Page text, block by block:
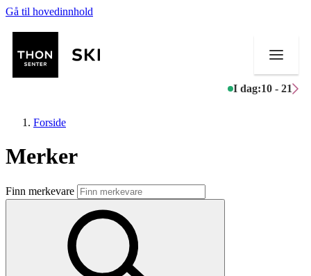
Gå til hovedinnhold
I dag:10 - 21
Butikker
Mat og drikke
Aktiviteter
Forside
Merker
Finn merkevare